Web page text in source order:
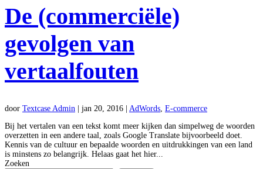
De (commerciële)
gevolgen van
vertaalfouten
door Textcase Admin jan 20, 2016 AdWords, E-commerce
Bij het vertalen van een tekst komt meer kijken dan simpelweg de woorden
overzetten in een andere taal, zoals Google Translate bijvoorbeeld doet.
Kennis van de cultuur en bepaalde woorden en uitdrukkingen van een land
is minstens zo belangrijk. Helaas gaat het hier...
Zoeken